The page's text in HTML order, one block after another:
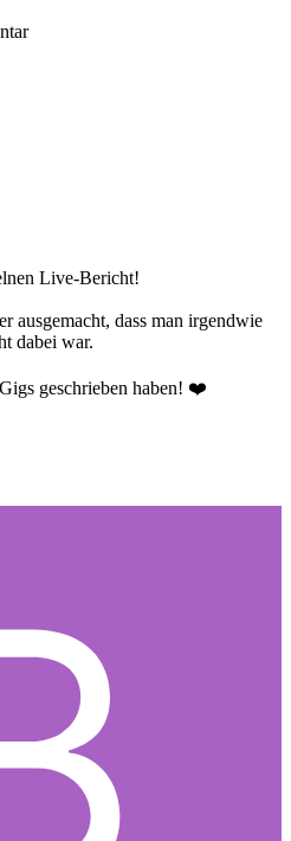
Live-Bericht!
ausgemacht, dass man irgendwie
dabei war.
geschrieben haben! ❤️